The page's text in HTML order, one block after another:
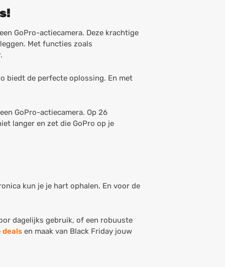
GoPro-actiecamera. Deze krachtige
Met functies zoals
biedt de perfecte oplossing. En met
GoPro-actiecamera. Op 26
langer en zet die GoPro op je
kun je je hart ophalen. En voor de
dagelijks gebruik, of een robuuste
deals en maak van Black Friday jouw